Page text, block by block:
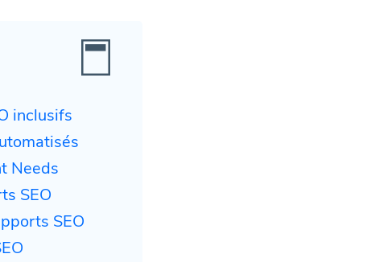
inclusifs
Needs
SEO
SEO